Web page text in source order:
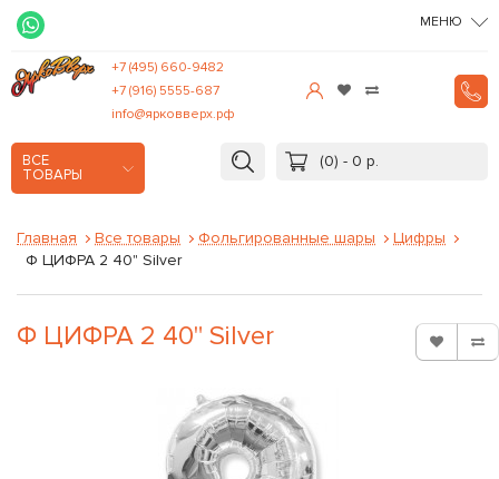
МЕНЮ
+7 (495) 660-9482
+7 (916) 5555-687
info@ярковверх.рф
ВСЕ
ТОВАРЫ
(0) - 0 р.
Главная Все товары Фольгированные шары
Цифры
Ф ЦИФРА 2 40" Silver
Ф ЦИФРА 2 40" Silver